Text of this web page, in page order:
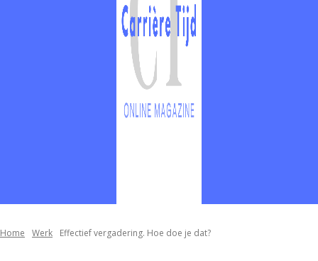
Home Werk Effectief vergadering. Hoe doe je dat?